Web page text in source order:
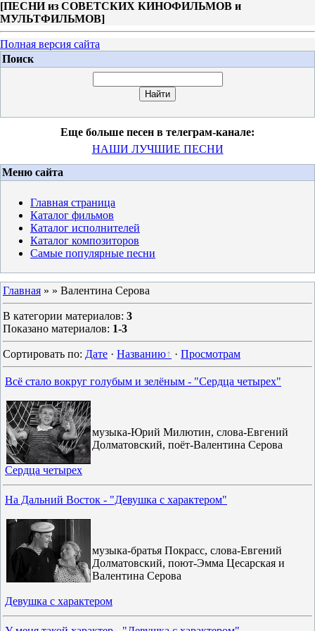
[ПЕСНИ из СОВЕТСКИХ КИНОФИЛЬМОВ и
МУЛЬТФИЛЬМОВ]
Полная версия сайта
Поиск
Еще больше песен в телеграм-канале:
НАШИ ЛУЧШИЕ ПЕСНИ
Меню сайта
Главная страница
Каталог фильмов
Каталог исполнителей
Каталог композиторов
Самые популярные песни
Главная » » Валентина Серова
В категории материалов: 3
Показано материалов: 1-3
Сортировать по: Дате · Названию · Просмотрам
Всё стало вокруг голубым и зелёным - "Сердца четырех"
музыка-Юрий Милютин, слова-Евгений
Долматовский, поёт-Валентина Серова
Сердца четырех
На Дальний Восток - "Девушка с характером"
музыка-братья Покрасс, слова-Евгений
Долматовский, поют-Эмма Цесарская и
Валентина Серова
Девушка с характером